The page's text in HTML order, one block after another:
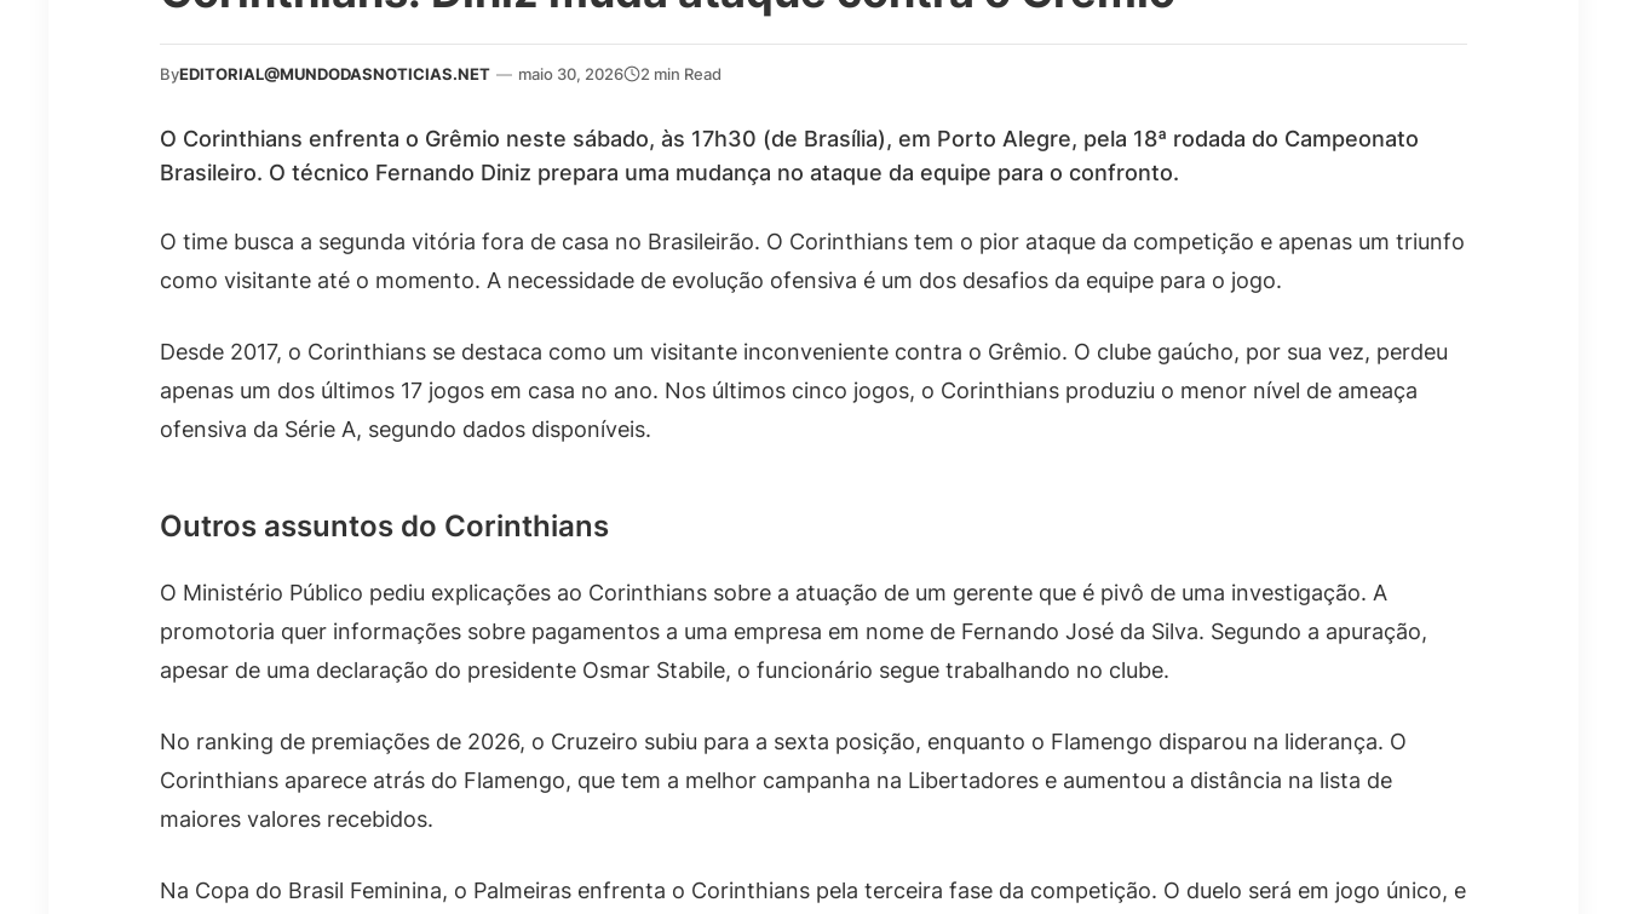
ByEDITORIAL@MUNDODASNOTICIAS.NET — maio 30, 2026 2 min Read
O Corinthians enfrenta o Grêmio neste sábado, às 17h30 (de Brasília), em Porto Alegre, pela 18ª rodada do Campeonato
Brasileiro. O técnico Fernando Diniz prepara uma mudança no ataque da equipe para o confronto.
O time busca a segunda vitória fora de casa no Brasileirão. O Corinthians tem o pior ataque da competição e apenas um triunfo
como visitante até o momento. A necessidade de evolução ofensiva é um dos desafios da equipe para o jogo.
Desde 2017, o Corinthians se destaca como um visitante inconveniente contra o Grêmio. O clube gaúcho, por sua vez, perdeu
apenas um dos últimos 17 jogos em casa no ano. Nos últimos cinco jogos, o Corinthians produziu o menor nível de ameaça
ofensiva da Série A, segundo dados disponíveis.
Outros assuntos do Corinthians
O Ministério Público pediu explicações ao Corinthians sobre a atuação de um gerente que é pivô de uma investigação. A
promotoria quer informações sobre pagamentos a uma empresa em nome de Fernando José da Silva. Segundo a apuração,
apesar de uma declaração do presidente Osmar Stabile, o funcionário segue trabalhando no clube.
No ranking de premiações de 2026, o Cruzeiro subiu para a sexta posição, enquanto o Flamengo disparou na liderança. O
Corinthians aparece atrás do Flamengo, que tem a melhor campanha na Libertadores e aumentou a distância na lista de
maiores valores recebidos.
Na Copa do Brasil Feminina, o Palmeiras enfrenta o Corinthians pela terceira fase da competição. O duelo será em jogo único, e